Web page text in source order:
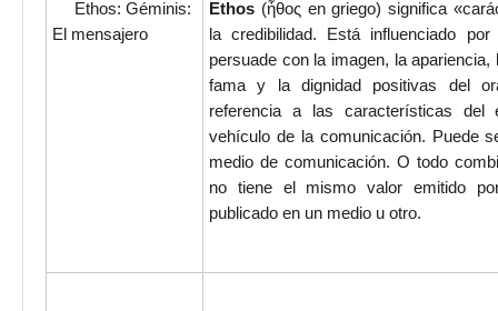
Ethos: Géminis:
El mensajero
Ethos (ἦθος en griego) significa
la credibilidad. Está influenciado
persuade con la imagen, la
fama y la dignidad positivas del
referencia a las características del
vehículo de la comunicación. Puede
medio de comunicación. O todo
no tiene el mismo valor emitido
publicado en un medio u otro.